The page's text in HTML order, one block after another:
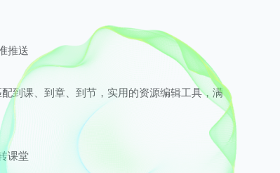
推送
到课、到章、到节，实用的资源编辑工具，满
课堂